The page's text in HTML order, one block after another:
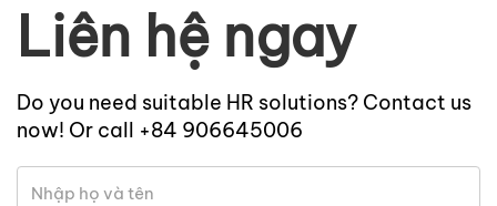
Liên hệ ngay
Do you need suitable HR solutions? Contact us
now! Or call +84 906645006